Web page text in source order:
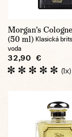
Morgan's
(50 ml) Klasická
voda
32,90 €
(1x)